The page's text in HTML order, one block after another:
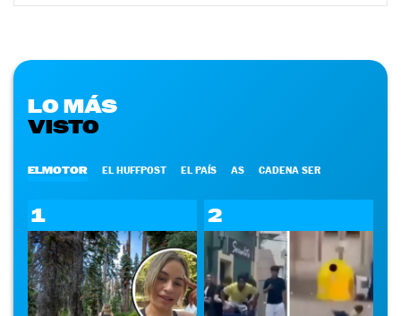
LO MÁS
VISTO
ELMOTOR EL HUFFPOST EL PAÍS AS CADENA SER
1 2